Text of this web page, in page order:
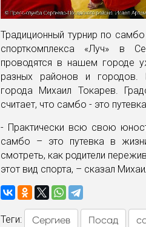
Традиционный турнир по
спорткомплекса «Луч» в
проводятся в нашем городе
разных районов и городов.
города Михаил Токарев.
считает, что самбо - это
- Практически всю свою
самбо – это путевка в
смотреть, как родители
этот вид спорта, – сказал
Теги: Сергиев Посад